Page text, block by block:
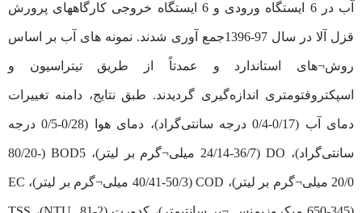
آب در 6 ایستگاه ورودی و 6 ایستگاه خروجی کارگاههای پرورش
قزل آلا در سال 97-1396جمع آوری شدند. نمونه های آب بر اساس
روش¬های استاندارد و عمدتاً از طریق تیتراسیون و
اسپکتروفتومتری اندازه‌گیری گردیدند. طبق نتایج، دامنه تغییرات
دمای آب (0/17-0/4 درجه سانتی‌‌گراد)، دمای هوا (0/28-0/5 درجه
سانتی‌‌گراد)، DO (24/14-36/7 میلی¬گرم بر لیتر)، BOD5 (80/20-
20/0 میلی¬گرم بر لیتر)، COD (40/41-50/3 میلی¬گرم بر لیتر)، EC